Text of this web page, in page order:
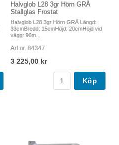
Halvglob L28 3gr Hörn GRÅ
Stallglas Frostat
Halvglob L28 3gr Hörn GRÅ Längd:
33cmBredd: 15cmHöjd: 20cmHöjd vid
vägg: 96m...
Art nr. 84347
3 225,00 kr
Köp